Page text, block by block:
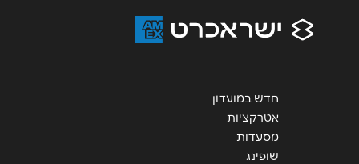
אנא חזרו אלי בקשר ל...
חדש במועדון
אטרקציות
מסעדות
שופינג